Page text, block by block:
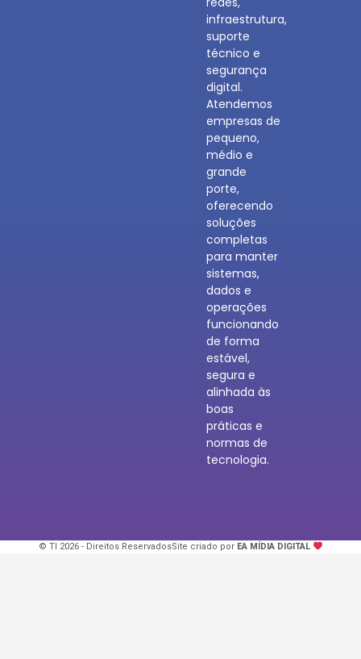
infraestrutura,
suporte
técnico e
segurança
digital.
Atendemos
empresas de
pequeno,
médio e
grande
porte,
oferecendo
soluções
completas
para manter
sistemas,
dados e
operações
funcionando
de forma
estável,
segura e
alinhada às
boas
práticas e
normas de
tecnologia.
© TI 2026 - Direitos ReservadosSite criado por EA MÍDIA DIGITAL